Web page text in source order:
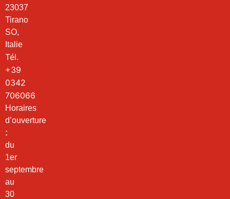
23037
Tirano
SO,
Italie
Tél.
+39
0342
706066
Horaires
d’ouverture
:
du
1er
septembre
au
30